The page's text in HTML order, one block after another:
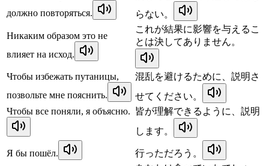
должно повторяться.
らない。
Никаким образом это не
влияет на исход.
これが結果に影響を与えるこ
とは決してありません。
Чтобы избежать путаницы,
позвольте мне пояснить.
混乱を避けるために、説明さ
せてください。
Чтобы все поняли, я объясню. 皆が理解できるように、説明
します。
Я бы пошёл. 行っただろう。